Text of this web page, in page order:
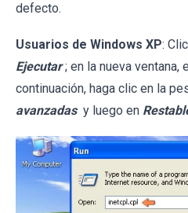
defecto.
Usuarios de Windows XP:
Ejecutar ; en la nueva ventana,
continuación, haga clic en la
avanzadas y luego en